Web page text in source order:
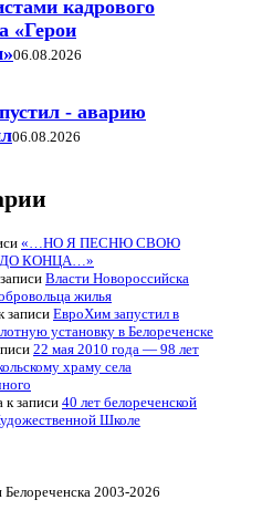
кадрового
«Герои
06.08.2026
- аварию
06.08.2026
«…НО Я ПЕСНЮ СВОЮ
КОНЦА…»
Власти Новороссийска
жилья
записиЕвроХим запустил в
установку в Белореченске
22 мая 2010 года — 98 лет
храму села
к записи 40 лет белореченской
Школе
2003-2026